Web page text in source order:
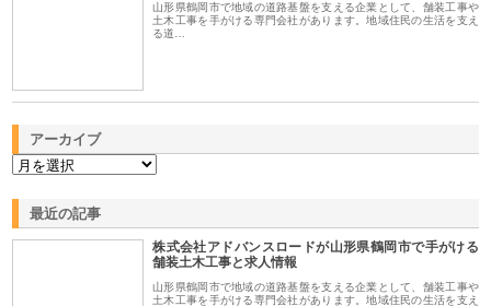
山形県鶴岡市で地域の道路基盤を支える企業として、舗装工事や
土木工事を手がける専門会社があります。地域住民の生活を支え
る道…
アーカイブ
最近の記事
株式会社アドバンスロードが山形県鶴岡市で手がける
舗装土木工事と求人情報
山形県鶴岡市で地域の道路基盤を支える企業として、舗装工事や
土木工事を手がける専門会社があります。地域住民の生活を支え